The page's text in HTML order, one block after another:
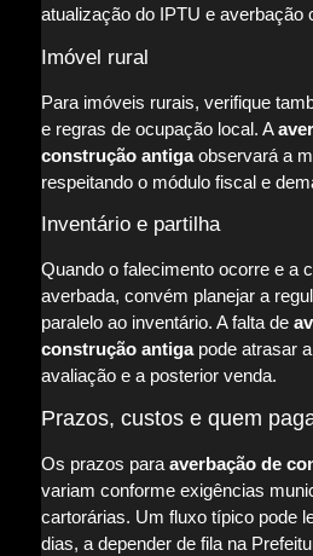
atualização do IPTU e averbação
Imóvel rural
Para imóveis rurais, verifique
e regras de ocupação local. A
construção antigaobservará a
respeitando o módulo fiscal e
Inventário e partilha
Quando o falecimento ocorre e a
averbada, convém planejar a
paralelo ao inventário. A falta de
construção antigapode atrasar
avaliação e a posterior venda.
Prazos, custos e quem
Os prazos para averbação de
variam conforme exigências
cartorárias. Um fluxo típico pode
dias, a depender de fila na